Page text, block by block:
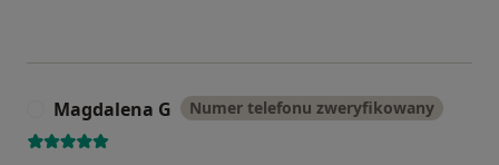
Magdalena G Numer telefonu zweryfikowany